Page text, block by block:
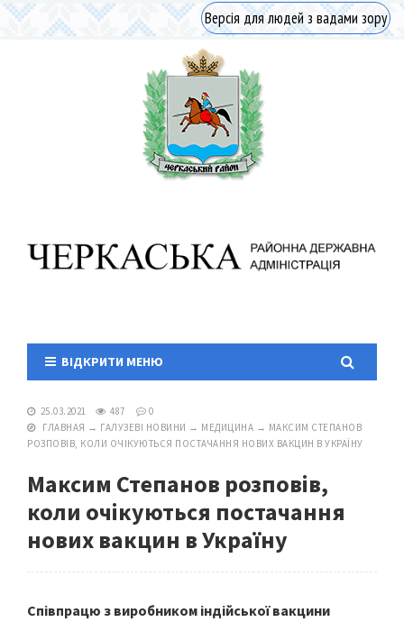
Версія для людей з вадами зору
ВІДКРИТИ МЕНЮ
25.03.2021 487
0
ГЛАВНАЯ → ГАЛУЗЕВІ НОВИНИ → МЕДИЦИНА → МАКСИМ СТЕПАНОВ
РОЗПОВІВ, КОЛИ ОЧІКУЮТЬСЯ ПОСТАЧАННЯ НОВИХ ВАКЦИН В УКРАЇНУ
Максим Степанов розповів,
коли очікуються постачання
нових вакцин в Україну
Співпрацю з виробником індійської вакцини